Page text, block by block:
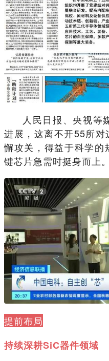
人民日报、央视等
进展，这离不开55所
懈攻关，得益于科学的
键芯片急需时挺身而上。
提前布局
持续深耕SiC器件领域